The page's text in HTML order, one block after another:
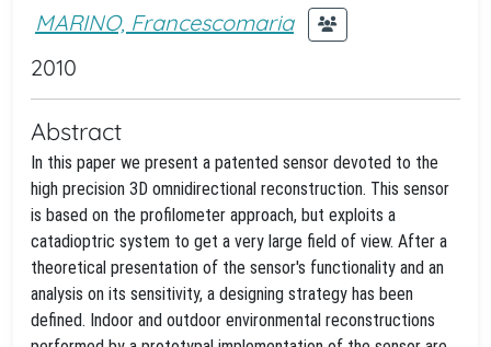
MARINO, Francescomaria
2010
Abstract
In this paper we present a patented sensor devoted to the
high precision 3D omnidirectional reconstruction. This sensor
is based on the profilometer approach, but exploits a
catadioptric system to get a very large field of view. After a
theoretical presentation of the sensor's functionality and an
analysis on its sensitivity, a designing strategy has been
defined. Indoor and outdoor environmental reconstructions